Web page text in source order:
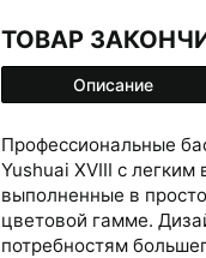
ТОВАР
Описание
Профессиональные
Yushuai XVIII с
выполненные в
цветовой гамме.
потребностям